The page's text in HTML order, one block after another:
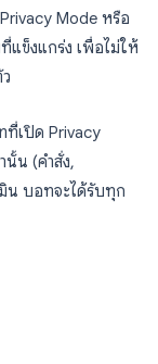
Mode หรือ
ข็งแกร่ง เพื่อไม่ให้
ที่เปิด Privacy
นั้น (คำสั่ง,
น บอทจะได้รับทุก